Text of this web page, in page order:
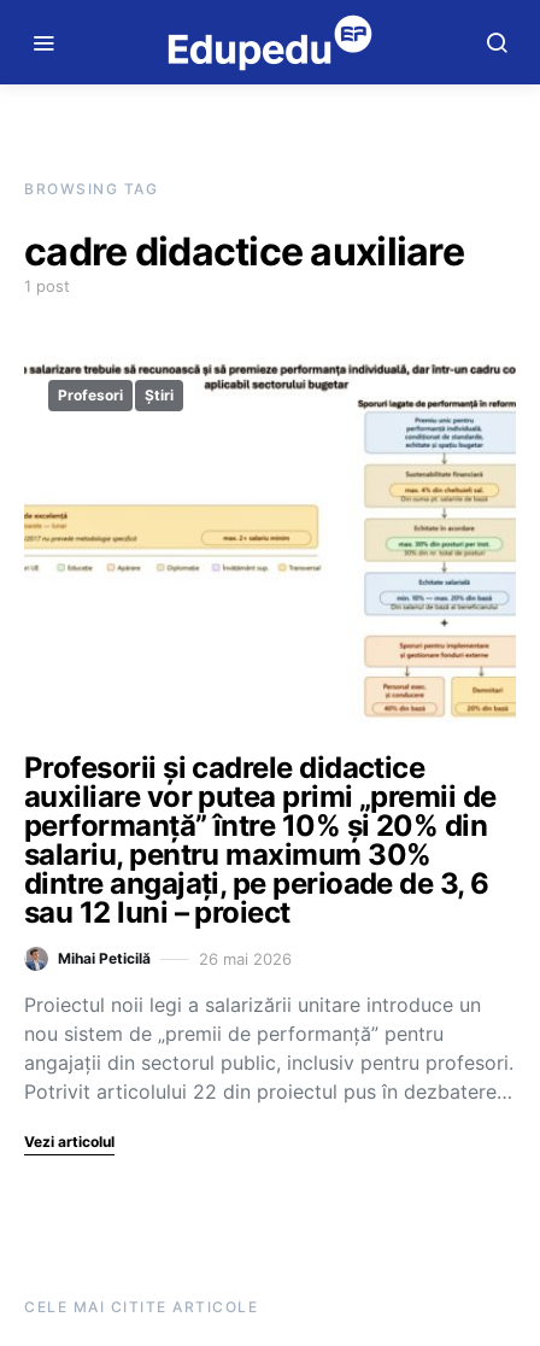
BROWSING TAG
cadre didactice auxiliare
1 post
Profesori Știri
Profesorii și cadrele didactice
auxiliare vor putea primi „premii de
performanță” între 10% și 20% din
salariu, pentru maximum 30%
dintre angajați, pe perioade de 3, 6
sau 12 luni – proiect
Mihai Peticilă 26 mai 2026
Proiectul noii legi a salarizării unitare introduce un
nou sistem de „premii de performanță” pentru
angajații din sectorul public, inclusiv pentru profesori.
Potrivit articolului 22 din proiectul pus în dezbatere…
Vezi articolul
CELE MAI CITITE ARTICOLE